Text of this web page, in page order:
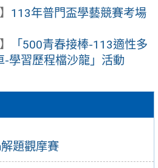
題觀摩賽
113年普門盃學藝競賽考場
「500青春接棒-113適性多
-學習歷程檔沙龍」活動